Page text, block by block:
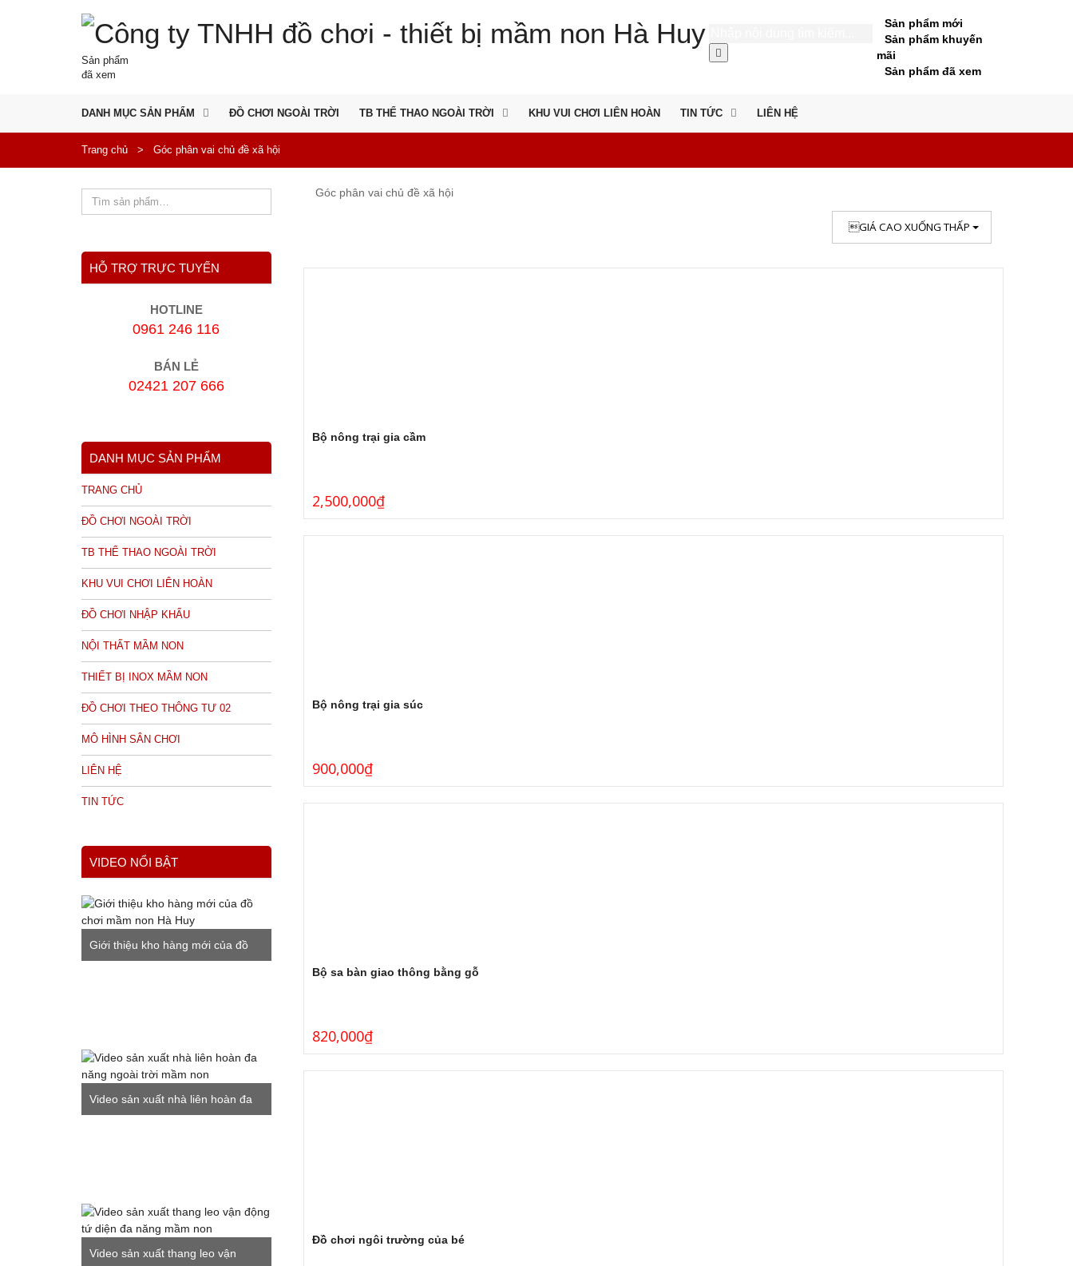
Sản phẩm
đã xem
Sản phẩm mới
Sản phẩm khuyến
mãi
Sản phẩm đã xem
DANH MỤC SẢN PHẨM ĐỒ CHƠI NGOÀI TRỜI TB THỂ THAO NGOÀI TRỜI KHU VUI CHƠI LIÊN HOÀN TIN TỨC LIÊN HỆ
Trang chủ > Góc phân vai chủ đề xã hội
Góc phân vai chủ đề xã hội
GIÁ CAO XUỐNG THẤP
Bộ nông trại gia cầm
2,500,000₫
Bộ nông trại gia súc
900,000₫
Bộ sa bàn giao thông bằng gỗ
820,000₫
Đồ chơi ngôi trường của bé
HỖ TRỢ TRỰC TUYẾN
HOTLINE
0961 246 116
BÁN LẺ
02421 207 666
DANH MỤC SẢN PHẨM
TRANG CHỦ
ĐỒ CHƠI NGOÀI TRỜI
TB THỂ THAO NGOÀI TRỜI
KHU VUI CHƠI LIÊN HOÀN
ĐỒ CHƠI NHẬP KHẨU
NỘI THẤT MẦM NON
THIẾT BỊ INOX MẦM NON
ĐỒ CHƠI THEO THÔNG TƯ 02
MÔ HÌNH SÂN CHƠI
LIÊN HỆ
TIN TỨC
VIDEO NỔI BẬT
Giới thiệu kho hàng mới của đồ
Video sản xuất nhà liên hoàn đa
Video sản xuất thang leo vận